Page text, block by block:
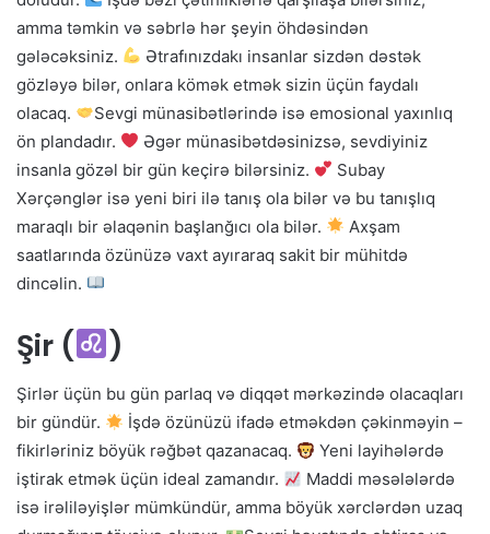
amma təmkin və səbrlə hər şeyin öhdəsindən
gələcəksiniz.
Ətrafınızdakı insanlar sizdən dəstək
gözləyə bilər, onlara kömək etmək sizin üçün faydalı
olacaq.
Sevgi münasibətlərində isə emosional yaxınlıq
ön plandadır.
Əgər münasibətdəsinizsə, sevdiyiniz
insanla gözəl bir gün keçirə bilərsiniz.
Subay
Xərçənglər isə yeni biri ilə tanış ola bilər və bu tanışlıq
maraqlı bir əlaqənin başlanğıcı ola bilər.
Axşam
saatlarında özünüzə vaxt ayıraraq sakit bir mühitdə
dincəlin.
Şir ( )
Şirlər üçün bu gün parlaq və diqqət mərkəzində olacaqları
bir gündür.
İşdə özünüzü ifadə etməkdən çəkinməyin –
fikirləriniz böyük rəğbət qazanacaq.
Yeni layihələrdə
iştirak etmək üçün ideal zamandır.
Maddi məsələlərdə
isə irəliləyişlər mümkündür, amma böyük xərclərdən uzaq